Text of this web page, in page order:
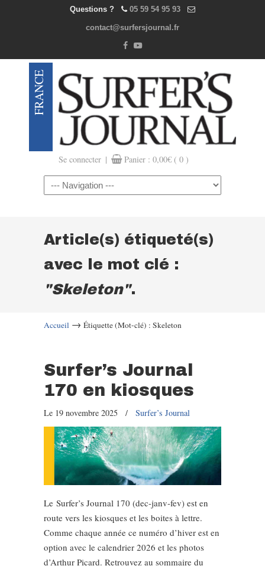
Questions ? 05 59 54 95 93
contact@surfersjournal.fr
Se connecter | Panier : 0,00€ ( 0 )
Navigation
Article(s) étiqueté(s)
avec le mot clé :
"Skeleton".
Accueil → Étiquette (Mot-clé) : Skeleton
Surfer’s Journal
170 en kiosques
Le 19 novembre 2025 / Surfer’s Journal
Le Surfer’s Journal 170 (dec-janv-fev) est en
route vers les kiosques et les boites à lettre.
Comme chaque année ce numéro d’hiver est en
option avec le calendrier 2026 et les photos
d’Arthur Picard. Retrouvez au sommaire du